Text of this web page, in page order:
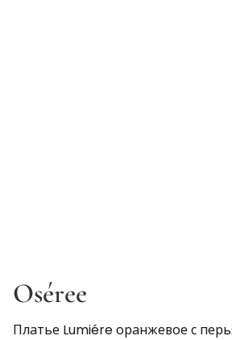
Oséree
Платье Lumiére оранжевое с